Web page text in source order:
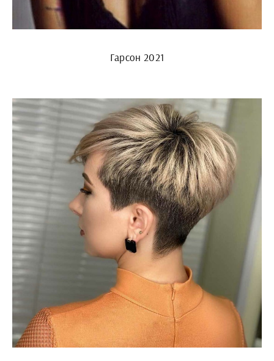
Гарсон 2021